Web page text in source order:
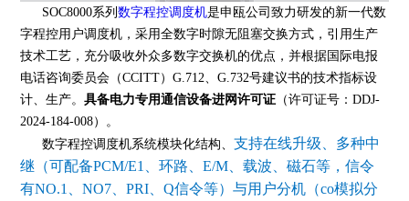
SOC8000系列数字程控调度机是申瓯公司致力研发的新一代数
字程控用户调度机，采用全数字时隙无阻塞交换方式，引用生产
技术工艺，充分吸收外众多数字交换机的优点，并根据国际电报
电话咨询委员会（CCITT）G.712、G.732号建议书的技术指标设
计、生产。具备电力专用通信设备进网许可证 （许可证号：DDJ-
2024-184-008）。
数字程控调度机系统模块化结构、支持在线升级、多种中
继（可配备PCM/E1、环路、E/M、载波、磁石等，信令
有NO.1、NO7、PRI、Q信令等）与用户分机（co模拟分